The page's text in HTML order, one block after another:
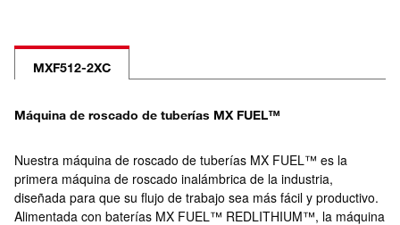
MXF512-2XC
Máquina de roscado de tuberías MX FUEL™
Nuestra máquina de roscado de tuberías MX FUEL™ es la
primera máquina de roscado inalámbrica de la industria,
diseñada para que su flujo de trabajo sea más fácil y productivo.
Alimentada con baterías MX FUEL™ REDLITHIUM™, la máquina